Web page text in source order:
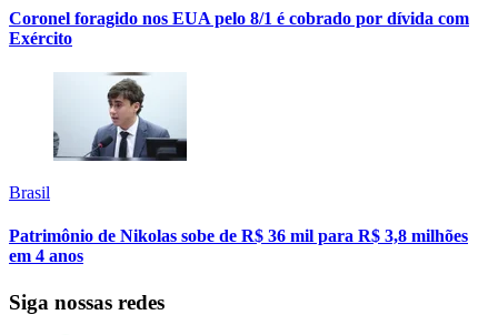
Coronel foragido nos EUA pelo 8/1 é cobrado por dívida com
Exército
Brasil
Patrimônio de Nikolas sobe de R$ 36 mil para R$ 3,8 milhões
em 4 anos
Siga nossas redes